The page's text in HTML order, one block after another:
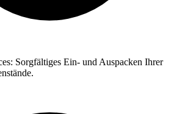
Sorgfältiges Ein- und Auspacken Ihrer